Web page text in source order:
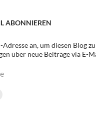
ABONNIEREN
an, um diesen Blog
über neue Beiträge via E-